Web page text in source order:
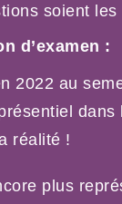
soient
d’examen :
2022 au
dans
réalité !
plus